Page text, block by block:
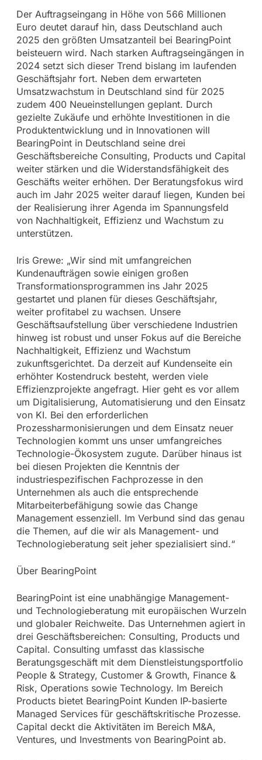
Der Auftragseingang in Höhe von 566 Millionen
Euro deutet darauf hin, dass Deutschland auch
2025 den größten Umsatzanteil bei BearingPoint
beisteuern wird. Nach starken Auftragseingängen in
2024 setzt sich dieser Trend bislang im laufenden
Geschäftsjahr fort. Neben dem erwarteten
Umsatzwachstum in Deutschland sind für 2025
zudem 400 Neueinstellungen geplant. Durch
gezielte Zukäufe und erhöhte Investitionen in die
Produktentwicklung und in Innovationen will
BearingPoint in Deutschland seine drei
Geschäftsbereiche Consulting, Products und Capital
weiter stärken und die Widerstandsfähigkeit des
Geschäfts weiter erhöhen. Der Beratungsfokus wird
auch im Jahr 2025 weiter darauf liegen, Kunden bei
der Realisierung ihrer Agenda im Spannungsfeld
von Nachhaltigkeit, Effizienz und Wachstum zu
unterstützen.
Iris Grewe: „Wir sind mit umfangreichen
Kundenaufträgen sowie einigen großen
Transformationsprogrammen ins Jahr 2025
gestartet und planen für dieses Geschäftsjahr,
weiter profitabel zu wachsen. Unsere
Geschäftsaufstellung über verschiedene Industrien
hinweg ist robust und unser Fokus auf die Bereiche
Nachhaltigkeit, Effizienz und Wachstum
zukunftsgerichtet. Da derzeit auf Kundenseite ein
erhöhter Kostendruck besteht, werden viele
Effizienzprojekte angefragt. Hier geht es vor allem
um Digitalisierung, Automatisierung und den Einsatz
von KI. Bei den erforderlichen
Prozessharmonisierungen und dem Einsatz neuer
Technologien kommt uns unser umfangreiches
Technologie-Ökosystem zugute. Darüber hinaus ist
bei diesen Projekten die Kenntnis der
industriespezifischen Fachprozesse in den
Unternehmen als auch die entsprechende
Mitarbeiterbefähigung sowie das Change
Management essenziell. Im Verbund sind das genau
die Themen, auf die wir als Management- und
Technologieberatung seit jeher spezialisiert sind.“
Über BearingPoint
BearingPoint ist eine unabhängige Management-
und Technologieberatung mit europäischen Wurzeln
und globaler Reichweite. Das Unternehmen agiert in
drei Geschäftsbereichen: Consulting, Products und
Capital. Consulting umfasst das klassische
Beratungsgeschäft mit dem Dienstleistungsportfolio
People & Strategy, Customer & Growth, Finance &
Risk, Operations sowie Technology. Im Bereich
Products bietet BearingPoint Kunden IP-basierte
Managed Services für geschäftskritische Prozesse.
Capital deckt die Aktivitäten im Bereich M&A,
Ventures, und Investments von BearingPoint ab.